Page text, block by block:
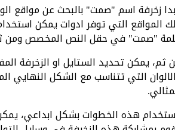
زخرفة اسم "صمت" بالبحث عن مواقع
المواقع التي توفر ادوات يمكن
"صمت" في حقل النص المخصص ومن ثم
ثم، يمكن تحديد الستايل او الزخرفة
التي تتناسب مع الشكل
هذه الخطوات بشكل ابداعي،